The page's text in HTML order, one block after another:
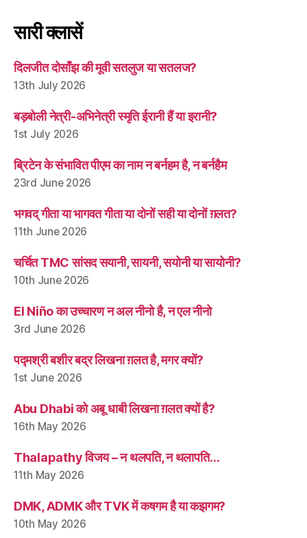
सारी क्लासें
दिलजीत दोसाँझ की मूवी सतलुज या सतलज?
13th July 2026
बड़बोली नेत्री-अभिनेत्री स्मृति ईरानी हैं या इरानी?
1st July 2026
ब्रिटेन के संभावित पीएम का नाम न बर्नहम है, न बर्नहैम
23rd June 2026
भगवद् गीता या भागवत गीता या दोनों सही या दोनों ग़लत?
11th June 2026
चर्चित TMC सांसद सयानी, सायनी, सयोनी या सायोनी?
10th June 2026
El Niño का उच्चारण न अल नीनो है, न एल नीनो
3rd June 2026
पद्मश्री बशीर बद्र लिखना ग़लत है, मगर क्यों?
1st June 2026
Abu Dhabi को अबू धाबी लिखना ग़लत क्यों है?
16th May 2026
Thalapathy विजय – न थलपति, न थलापति…
11th May 2026
DMK, ADMK और TVK में कषगम है या कझगम?
10th May 2026